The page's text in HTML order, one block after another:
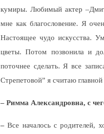
кумиры. Любимый актер
мне как благословение. Я
Настоящее чудо искусства.
цветы. Потом позвонила и
поточнее сделать. Я все
Стрепетовой” я считаю
– Римма Александровна, с
– Все началось с родителей,